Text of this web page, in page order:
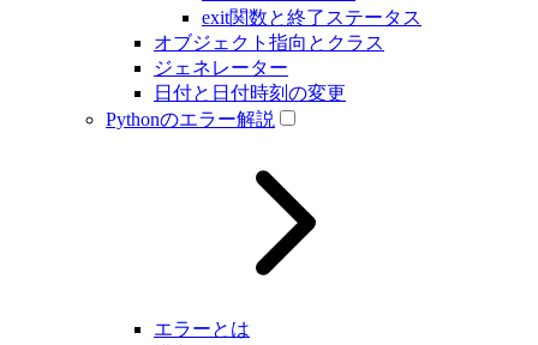
exit関数と終了ステータス
オブジェクト指向とクラス
ジェネレーター
日付と日付時刻の変更
Pythonのエラー解説
エラーとは